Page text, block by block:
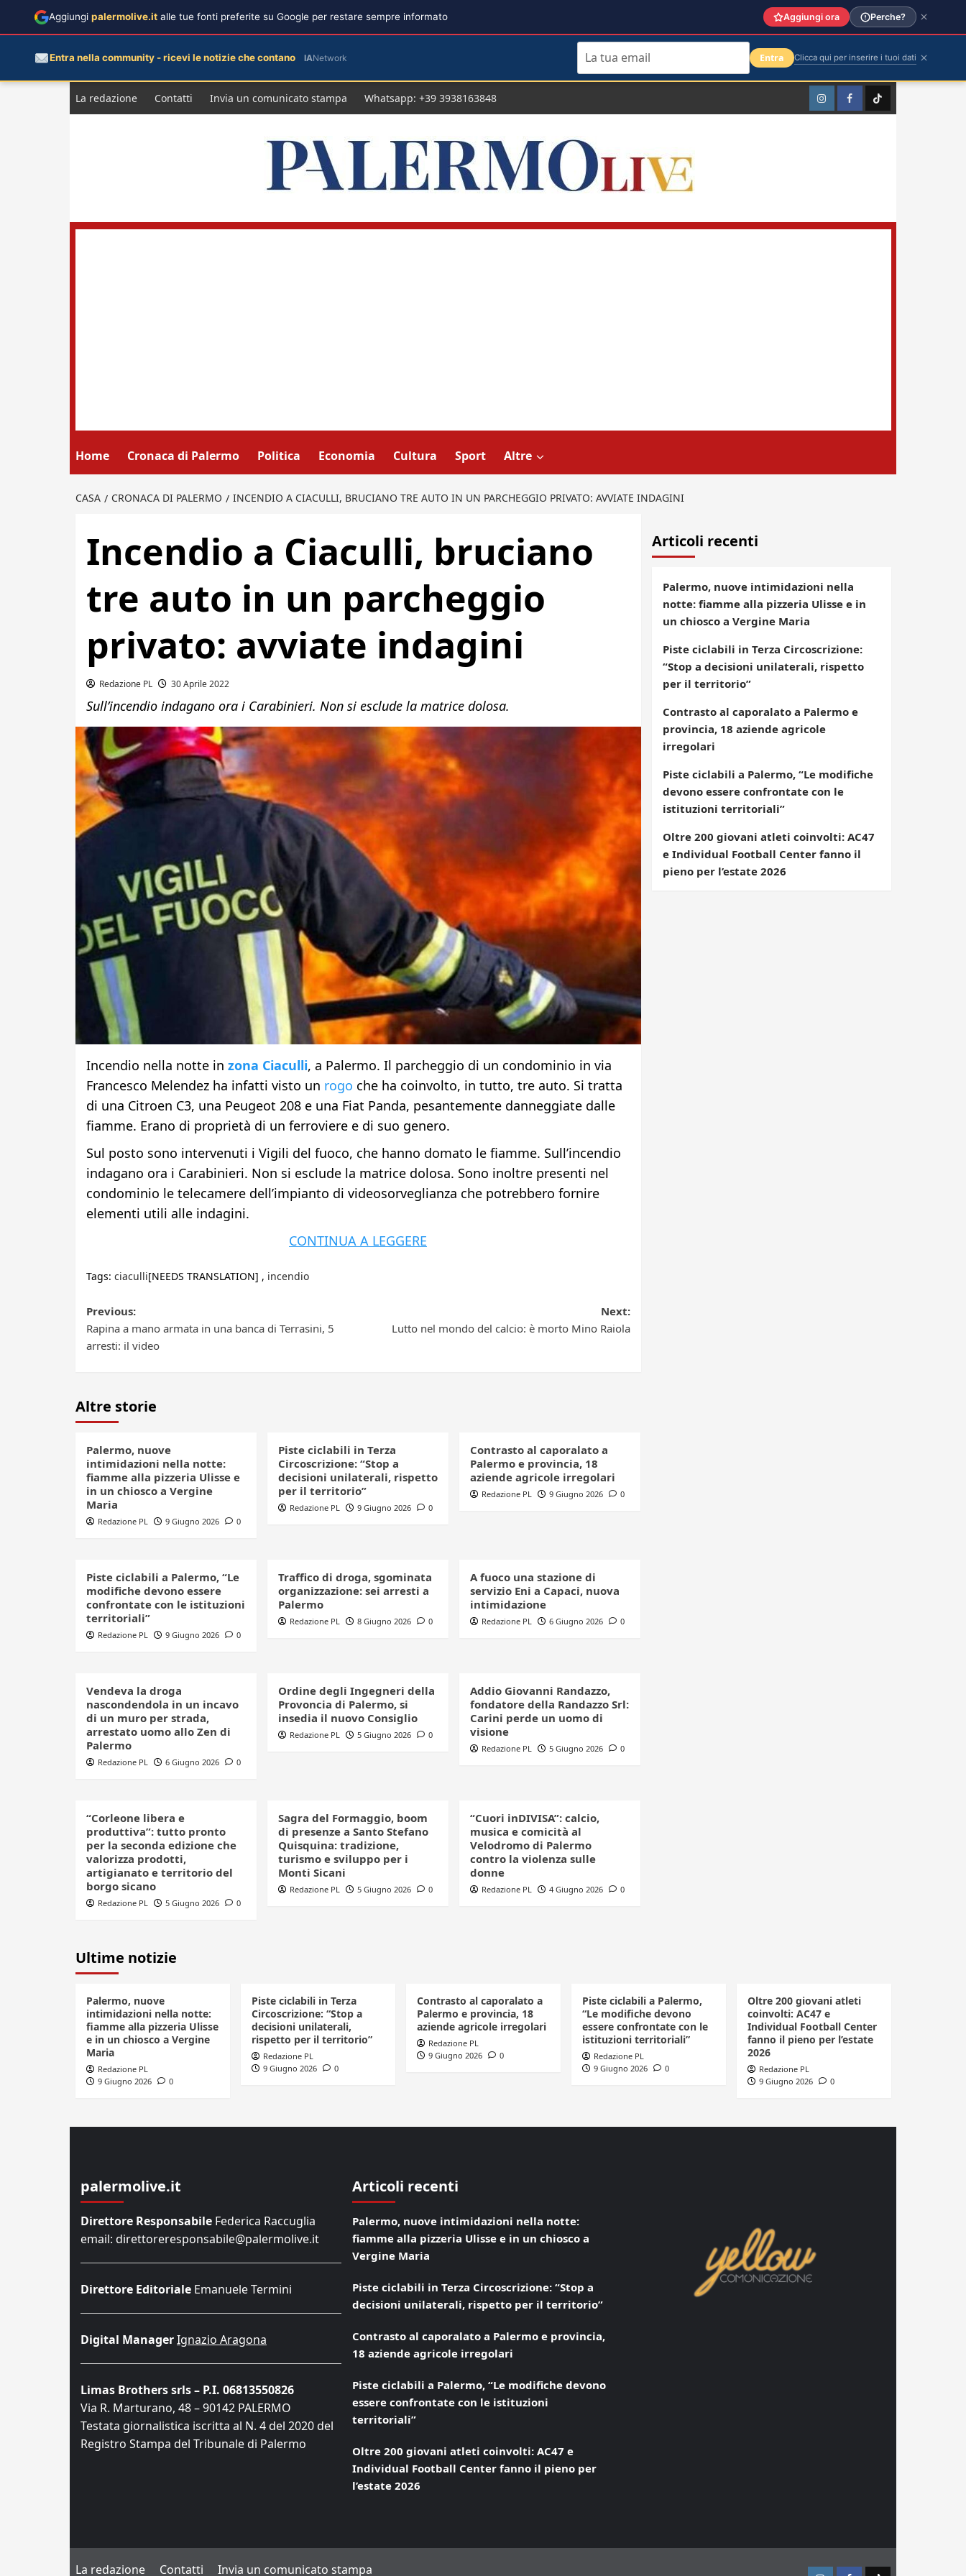
La redazione Contatti Invia un comunicato stampa Whatsapp: +39 3938163848 InstagramFacebookTikTok
Home Cronaca di Palermo Politica Economia Cultura Sport Altre
CASA CRONACA DI PALERMO INCENDIO A CIACULLI, BRUCIANO TRE AUTO IN UN PARCHEGGIO PRIVATO: AVVIATE INDAGINI
Incendio a Ciaculli, bruciano
tre auto in un parcheggio
privato: avviate indagini
Redazione PL 30 Aprile 2022
Sull’incendio indagano ora i Carabinieri. Non si esclude la matrice dolosa.
Incendio nella notte in zona Ciaculli, a Palermo. Il parcheggio di un condominio in via
Francesco Melendez ha infatti visto un rogo che ha coinvolto, in tutto, tre auto. Si tratta
di una Citroen C3, una Peugeot 208 e una Fiat Panda, pesantemente danneggiate dalle
fiamme. Erano di proprietà di un ferroviere e di suo genero.
Sul posto sono intervenuti i Vigili del fuoco, che hanno domato le fiamme. Sull’incendio
indagano ora i Carabinieri. Non si esclude la matrice dolosa. Sono inoltre presenti nel
condominio le telecamere dell’impianto di videosorveglianza che potrebbero fornire
elementi utili alle indagini.
CONTINUA A LEGGERE
Tags: ciaculli[NEEDS TRANSLATION] , incendio
Post
navigation
Previous:
Rapina a mano armata in una banca di Terrasini, 5
arresti: il video
Next:
Lutto nel mondo del calcio: è morto Mino Raiola
Altre storie
Palermo, nuove
intimidazioni nella notte:
fiamme alla pizzeria Ulisse e
in un chiosco a Vergine
Maria
Redazione PL 9 Giugno 2026 0
Piste ciclabili in Terza
Circoscrizione: “Stop a
decisioni unilaterali, rispetto
per il territorio”
Redazione PL 9 Giugno 2026 0
Contrasto al caporalato a
Palermo e provincia, 18
aziende agricole irregolari
Redazione PL 9 Giugno 2026 0
Piste ciclabili a Palermo, “Le
modifiche devono essere
confrontate con le istituzioni
territoriali”
Redazione PL 9 Giugno 2026 0
Traffico di droga, sgominata
organizzazione: sei arresti a
Palermo
Redazione PL 8 Giugno 2026 0
A fuoco una stazione di
servizio Eni a Capaci, nuova
intimidazione
Redazione PL 6 Giugno 2026 0
Vendeva la droga
nascondendola in un incavo
di un muro per strada,
arrestato uomo allo Zen di
Palermo
Redazione PL 6 Giugno 2026 0
Ordine degli Ingegneri della
Provoncia di Palermo, si
insedia il nuovo Consiglio
Redazione PL 5 Giugno 2026 0
Addio Giovanni Randazzo,
fondatore della Randazzo Srl:
Carini perde un uomo di
visione
Redazione PL 5 Giugno 2026 0
“Corleone libera e
produttiva”: tutto pronto
per la seconda edizione che
valorizza prodotti,
artigianato e territorio del
borgo sicano
Redazione PL 5 Giugno 2026 0
Sagra del Formaggio, boom
di presenze a Santo Stefano
Quisquina: tradizione,
turismo e sviluppo per i
Monti Sicani
Redazione PL 5 Giugno 2026 0
“Cuori inDIVISA”: calcio,
musica e comicità al
Velodromo di Palermo
contro la violenza sulle
donne
Redazione PL 4 Giugno 2026 0
Articoli recenti
Palermo, nuove intimidazioni nella
notte: fiamme alla pizzeria Ulisse e in
un chiosco a Vergine Maria
Piste ciclabili in Terza Circoscrizione:
“Stop a decisioni unilaterali, rispetto
per il territorio”
Contrasto al caporalato a Palermo e
provincia, 18 aziende agricole
irregolari
Piste ciclabili a Palermo, “Le modifiche
devono essere confrontate con le
istituzioni territoriali”
Oltre 200 giovani atleti coinvolti: AC47
e Individual Football Center fanno il
pieno per l’estate 2026
Ultime notizie
Palermo, nuove
intimidazioni nella notte:
fiamme alla pizzeria Ulisse
e in un chiosco a Vergine
Maria
Redazione PL
9 Giugno 2026
0
Piste ciclabili in Terza
Circoscrizione: “Stop a
decisioni unilaterali,
rispetto per il territorio”
Redazione PL
9 Giugno 2026
0
Contrasto al caporalato a
Palermo e provincia, 18
aziende agricole irregolari
Redazione PL
9 Giugno 2026
0
Piste ciclabili a Palermo,
“Le modifiche devono
essere confrontate con le
istituzioni territoriali”
Redazione PL
9 Giugno 2026
0
Oltre 200 giovani atleti
coinvolti: AC47 e
Individual Football Center
fanno il pieno per l’estate
2026
Redazione PL
9 Giugno 2026
0
palermolive.it
Direttore Responsabile Federica Raccuglia
email: direttoreresponsabile@palermolive.it
Direttore Editoriale Emanuele Termini
Digital ManagerIgnazio Aragona
Limas Brothers srls – P.I. 06813550826
Via R. Marturano, 48 – 90142 PALERMO
Testata giornalistica iscritta al N. 4 del 2020 del
Registro Stampa del Tribunale di Palermo
Articoli recenti
Palermo, nuove intimidazioni nella notte:
fiamme alla pizzeria Ulisse e in un chiosco a
Vergine Maria
Piste ciclabili in Terza Circoscrizione: “Stop a
decisioni unilaterali, rispetto per il territorio”
Contrasto al caporalato a Palermo e provincia,
18 aziende agricole irregolari
Piste ciclabili a Palermo, “Le modifiche devono
essere confrontate con le istituzioni
territoriali”
Oltre 200 giovani atleti coinvolti: AC47 e
Individual Football Center fanno il pieno per
l’estate 2026
La redazione Contatti Invia un comunicato stampa
Aggiungi palermolive.it alle tue fonti preferite su Google per restare sempre informato Aggiungi ora Perche?
Entra nella community - ricevi le notizie che contano IANetwork Entra Clicca qui per inserire i tuoi dati